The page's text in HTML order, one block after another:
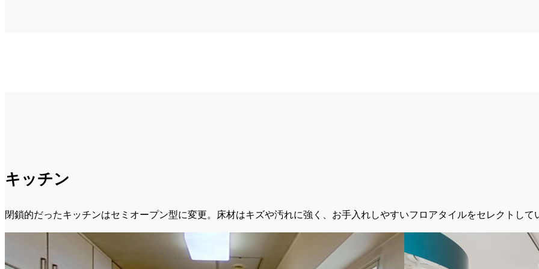
キッチン
閉鎖的だったキッチンはセミオープン型に変更。床材はキズや汚れに強く、お手入れしやすいフロアタイルをセレクトして